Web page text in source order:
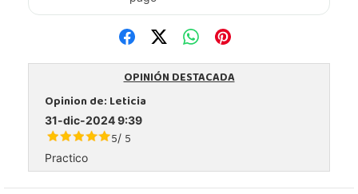
OPINIÓN DESTACADA
Opinion de:Leticia
31-dic-2024 9:39
5/ 5
Practico